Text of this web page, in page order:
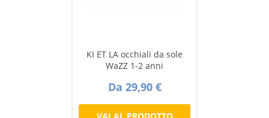
KI ET LA occhiali da sole
WaZZ 1-2 anni
Da 29,90 €